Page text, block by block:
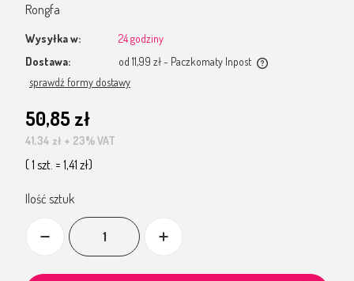
Rongfa
Wysyłka w:
24 godziny
Dostawa:
od 11,99 zł- Paczkomaty Inpost
sprawdź formy dostawy
50,85 zł
41,34 zł + 23% VAT
( 1 szt. = 1,41 zł)
Ilość sztuk